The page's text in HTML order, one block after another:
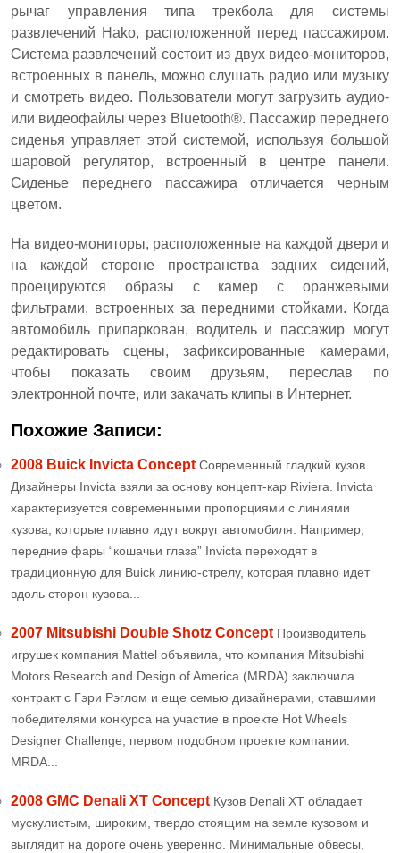
рычаг управления типа трекбола для системы
развлечений Hako, расположенной перед пассажиром.
Система развлечений состоит из двух видео-мониторов,
встроенных в панель, можно слушать радио или музыку
и смотреть видео. Пользователи могут загрузить аудио-
или видеофайлы через Bluetooth®. Пассажир переднего
сиденья управляет этой системой, используя большой
шаровой регулятор, встроенный в центре панели.
Сиденье переднего пассажира отличается черным
цветом.
На видео-мониторы, расположенные на каждой двери и
на каждой стороне пространства задних сидений,
проецируются образы с камер с оранжевыми
фильтрами, встроенных за передними стойками. Когда
автомобиль припаркован, водитель и пассажир могут
редактировать сцены, зафиксированные камерами,
чтобы показать своим друзьям, переслав по
электронной почте, или закачать клипы в Интернет.
Похожие Записи:
2008 Buick Invicta Concept Современный гладкий кузов
Дизайнеры Invicta взяли за основу концепт-кар Riviera. Invicta
характеризуется современными пропорциями с линиями
кузова, которые плавно идут вокруг автомобиля. Например,
передние фары “кошачьи глаза” Invicta переходят в
традиционную для Buick линию-стрелу, которая плавно идет
вдоль сторон кузова...
2007 Mitsubishi Double Shotz Concept Производитель
игрушек компания Mattel объявила, что компания Mitsubishi
Motors Research and Design of America (MRDA) заключила
контракт с Гэри Рэглом и еще семью дизайнерами, ставшими
победителями конкурса на участие в проекте Hot Wheels
Designer Challenge, первом подобном проекте компании.
MRDA...
2008 GMC Denali XT Concept Кузов Denali XT обладает
мускулистым, широким, твердо стоящим на земле кузовом и
выглядит на дороге очень уверенно. Минимальные обвесы,